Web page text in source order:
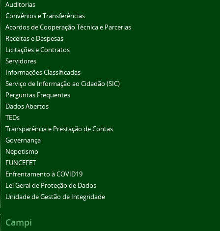
Auditorias
Convênios e Transferências
Acordos de Cooperação Técnica e Parcerias
Receitas e Despesas
Licitações e Contratos
Servidores
Informações Classificadas
Serviço de Informação ao Cidadão (SIC)
Perguntas Frequentes
Dados Abertos
TEDs
Transparência e Prestação de Contas
Governança
Nepotismo
FUNCEFET
Enfrentamento à COVID19
Lei Geral de Proteção de Dados
Unidade de Gestão de Integridade
Campi